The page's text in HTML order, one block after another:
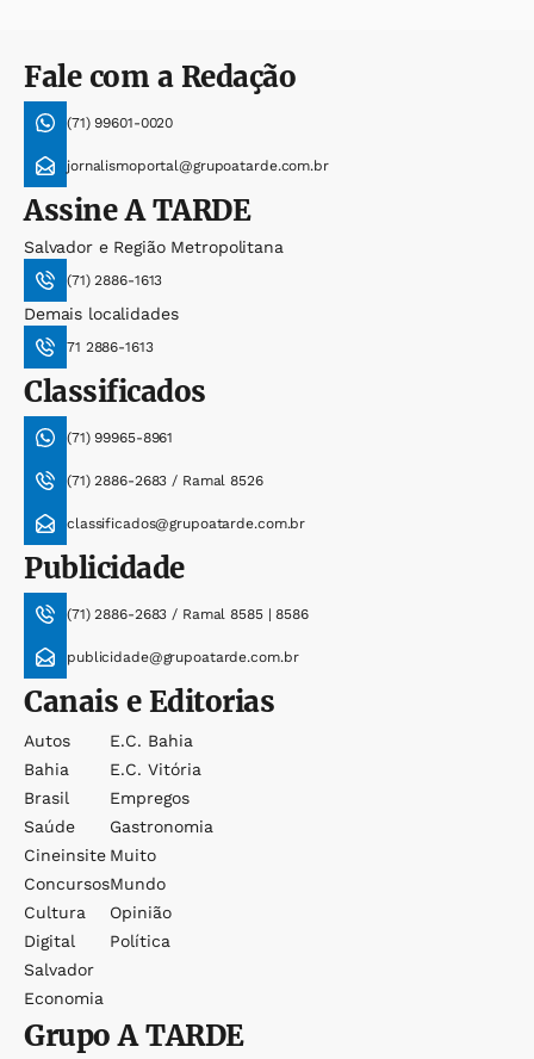
Fale com a Redação
(71) 99601-0020
jornalismoportal@grupoatarde.com.br
AssineA TARDE
Salvador e Região Metropolitana
(71) 2886-1613
Demais localidades
71 2886-1613
Classificados
(71) 99965-8961
(71) 2886-2683 / Ramal 8526
classificados@grupoatarde.com.br
Publicidade
(71) 2886-2683 / Ramal 8585 | 8586
publicidade@grupoatarde.com.br
Canais e Editorias
Autos
Bahia
Brasil
Saúde
Cineinsite
Concursos
Cultura
Digital
Salvador
Economia
E.c. Bahia
E.c. Vitória
Empregos
Gastronomia
Muito
Mundo
Opinião
Política
GrupoA TARDE